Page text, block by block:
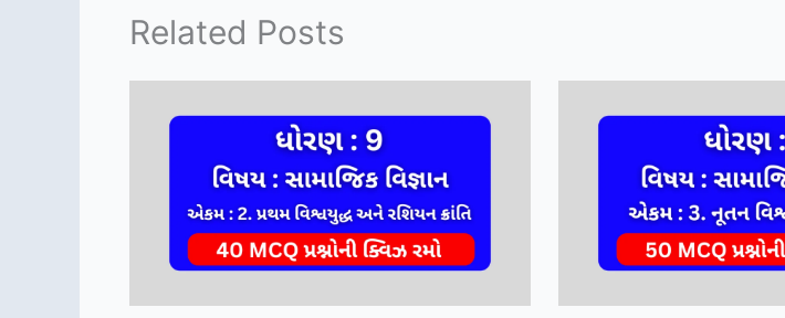
Related Posts